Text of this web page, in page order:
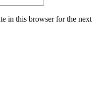
in this browser for the next